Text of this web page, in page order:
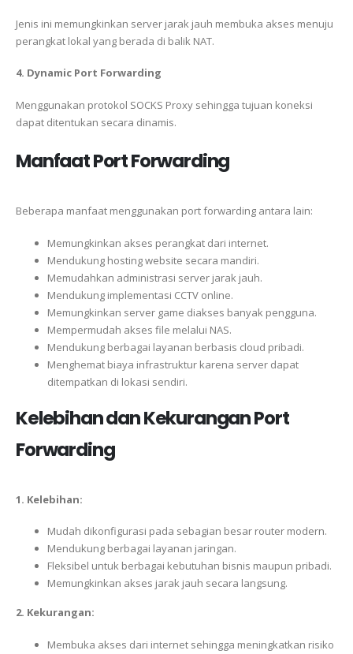
Jenis ini memungkinkan server jarak jauh membuka akses menuju
perangkat lokal yang berada di balik NAT.
4. Dynamic Port Forwarding
Menggunakan protokol SOCKS Proxy sehingga tujuan koneksi
dapat ditentukan secara dinamis.
Manfaat Port Forwarding
Beberapa manfaat menggunakan port forwarding antara lain:
Memungkinkan akses perangkat dari internet.
Mendukung hosting website secara mandiri.
Memudahkan administrasi server jarak jauh.
Mendukung implementasi CCTV online.
Memungkinkan server game diakses banyak pengguna.
Mempermudah akses file melalui NAS.
Mendukung berbagai layanan berbasis cloud pribadi.
Menghemat biaya infrastruktur karena server dapat
ditempatkan di lokasi sendiri.
Kelebihan dan Kekurangan Port
Forwarding
1. Kelebihan:
Mudah dikonfigurasi pada sebagian besar router modern.
Mendukung berbagai layanan jaringan.
Fleksibel untuk berbagai kebutuhan bisnis maupun pribadi.
Memungkinkan akses jarak jauh secara langsung.
2. Kekurangan:
Membuka akses dari internet sehingga meningkatkan risiko